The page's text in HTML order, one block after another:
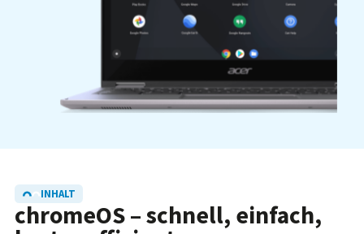
INHALT
chromeOS – schnell, einfach,